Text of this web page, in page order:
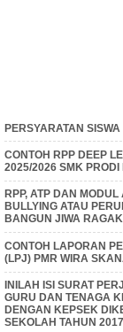
PERSYARATAN
CONTOH RPP DEEP
2025/2026 SMK PRODI
RPP, ATP DAN
BULLYING ATAU
BANGUN JIWA
CONTOH LAPORAN
(LPJ) PMR WIRA
INILAH ISI SURAT
GURU DAN TENAGA
DENGAN KEPSEK
SEKOLAH TAHUN 2017